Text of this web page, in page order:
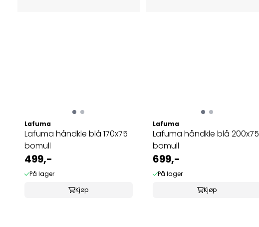
Lafuma
Lafuma håndkle blå 170x75
bomull
499,-
På lager
Kjøp
Lafuma
Lafuma håndkle blå 200x75
bomull
699,-
På lager
Kjøp